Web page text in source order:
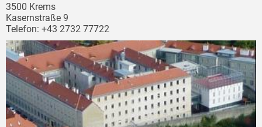
3500 Krems
Kasernstraße 9
Telefon: +43 2732 77722